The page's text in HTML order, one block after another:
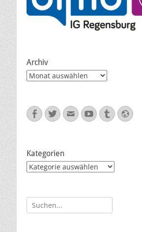
Archiv
Archiv
Facebook
Twitter
E-
Mail
YouTube
Tumblr
Kategorien
Kategorien
Suche
nach: